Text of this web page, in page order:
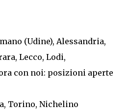
(Udine), Alessandria,
Lecco, Lodi,
con noi: posizioni aperte
Torino, Nichelino